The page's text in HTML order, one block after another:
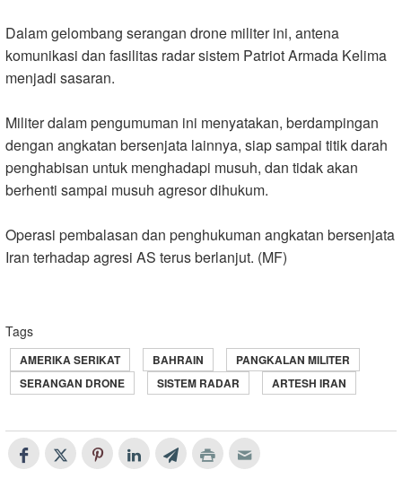
Dalam gelombang serangan drone militer ini, antena
komunikasi dan fasilitas radar sistem Patriot Armada Kelima
menjadi sasaran.
Militer dalam pengumuman ini menyatakan, berdampingan
dengan angkatan bersenjata lainnya, siap sampai titik darah
penghabisan untuk menghadapi musuh, dan tidak akan
berhenti sampai musuh agresor dihukum.
Operasi pembalasan dan penghukuman angkatan bersenjata
Iran terhadap agresi AS terus berlanjut. (MF)
Tags
AMERIKA SERIKAT BAHRAIN
PANGKALAN MILITER
SERANGAN DRONE
SISTEM RADAR ARTESH IRAN